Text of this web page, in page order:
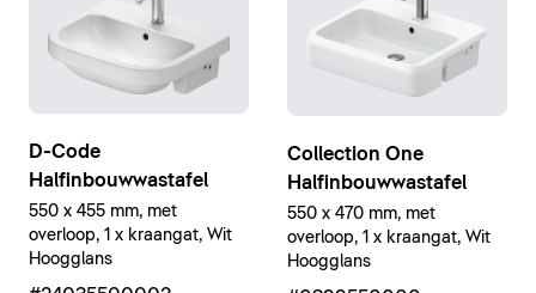
D-Code
Halfinbouwwastafel
550 x 455 mm, met
overloop, 1 x kraangat, Wit
Hoogglans
Collection One
Halfinbouwwastafel
550 x 470 mm, met
overloop, 1 x kraangat, Wit
Hoogglans